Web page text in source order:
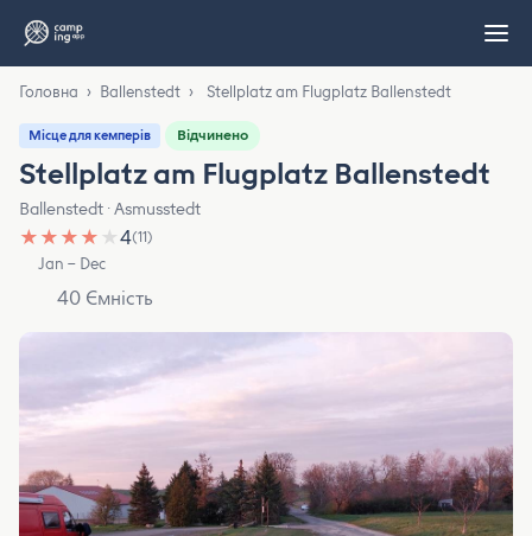
Головна › Ballenstedt › Stellplatz am Flugplatz Ballenstedt
Місце для кемперів Відчинено
Stellplatz am Flugplatz Ballenstedt
Ballenstedt · Asmusstedt
★ ★ ★ ★ ★4(11)
Jan – Dec
40 Ємність